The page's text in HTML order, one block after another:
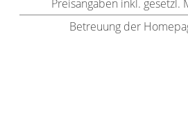
Preisangaben inkl. gesetzl.
Betreuung der